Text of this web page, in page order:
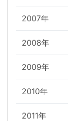
2007年
2008年
2009年
2010年
2011年